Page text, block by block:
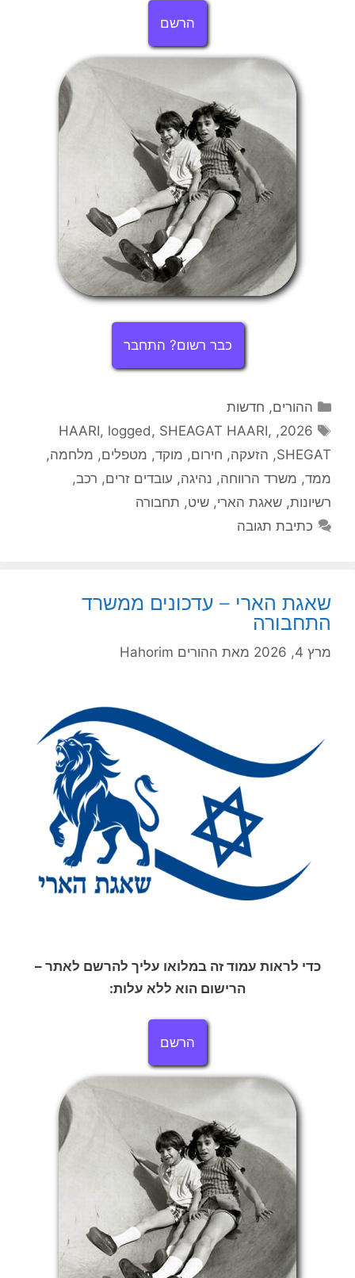
הרשם
כבר רשום? התחבר
קטגוריות
ההורים, חדשות
תגיות
2026
,
HAARI, logged, SHEAGAT HAARI,
SHEGAT
, הזעקה, חירום, מוקד, מטפלים, מלחמה,
ממד, משרד הרווחה, נהיגה, עובדים זרים, רכב,
רשיונות, שאגת הארי, שיט, תחבורה
כתיבת תגובה
שאגת הארי – עדכונים ממשרד
התחבורה
מרץ 4, 2026 מאת ההורים Hahorim
כדי לראות עמוד זה במלואו עליך להרשם לאתר –
הרישום הוא ללא עלות:
הרשם